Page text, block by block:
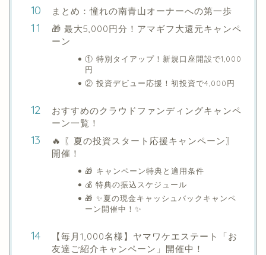
まとめ：憧れの南青山オーナーへの第一歩
🎁 最大5,000円分！アマギフ大還元キャンペ
ーン
① 特別タイアップ！新規口座開設で1,000
円
② 投資デビュー応援！初投資で4,000円
おすすめのクラウドファンディングキャンペ
ーン一覧！
🔥 〖夏の投資スタート応援キャンペーン〗
開催！
🎁 キャンペーン特典と適用条件
💰 特典の振込スケジュール
🎁 ✨夏の現金キャッシュバックキャンペ
ーン開催中！✨
【毎月1,000名様】ヤマワケエステート「お
友達ご紹介キャンペーン」開催中！